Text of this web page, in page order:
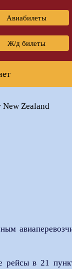
Авиабилеты
Ж/д билеты
New Zealand
рейсы в 21